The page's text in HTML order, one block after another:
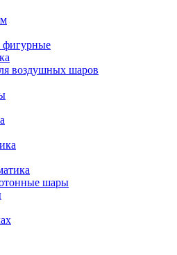
воздушных шаров
шары